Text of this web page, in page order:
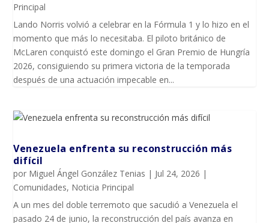
Principal
Lando Norris volvió a celebrar en la Fórmula 1 y lo hizo en el
momento que más lo necesitaba. El piloto británico de
McLaren conquistó este domingo el Gran Premio de Hungría
2026, consiguiendo su primera victoria de la temporada
después de una actuación impecable en...
Venezuela enfrenta su reconstrucción más
difícil
por Miguel Ángel González Tenias | Jul 24, 2026 |
Comunidades, Noticia Principal
A un mes del doble terremoto que sacudió a Venezuela el
pasado 24 de junio, la reconstrucción del país avanza en